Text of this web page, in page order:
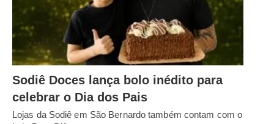
Sodiê Doces lança bolo inédito para
celebrar o Dia dos Pais
Lojas da Sodiê em São Bernardo também contam com o